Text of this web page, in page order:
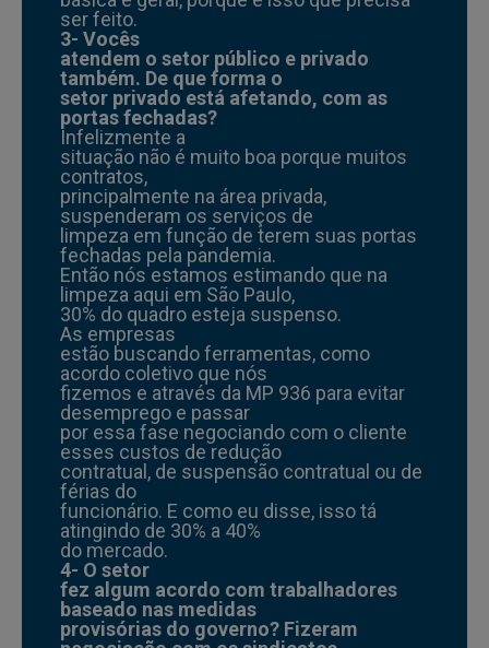
ser feito.
3- Vocês
atendem o setor público e privado
também. De que forma o
setor privado está afetando, com as
portas fechadas?
Infelizmente a
situação não é muito boa porque muitos
contratos,
principalmente na área privada,
suspenderam os serviços de
limpeza em função de terem suas portas
fechadas pela pandemia.
Então nós estamos estimando que na
limpeza aqui em São Paulo,
30% do quadro esteja suspenso.
As empresas
estão buscando ferramentas, como
acordo coletivo que nós
fizemos e através da MP 936 para evitar
desemprego e passar
por essa fase negociando com o cliente
esses custos de redução
contratual, de suspensão contratual ou de
férias do
funcionário. E como eu disse, isso tá
atingindo de 30% a 40%
do mercado.
4- O setor
fez algum acordo com trabalhadores
baseado nas medidas
provisórias do governo? Fizeram